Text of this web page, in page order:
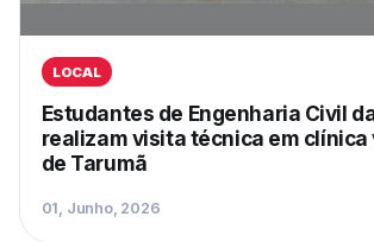
LOCAL
Estudantes de Engenharia Civil
realizam visita técnica em
de Tarumã
01, Junho, 2026